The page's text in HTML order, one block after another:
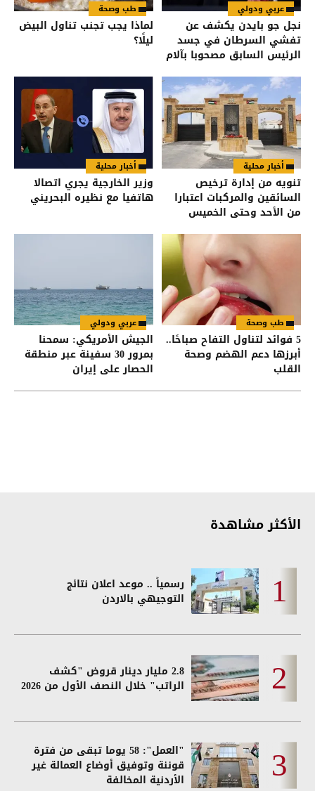
عربي ودولي
نجل جو بايدن يكشف عن
تفشي السرطان في جسد
الرئيس السابق مصحوبا بآلام
طب وصحة
لماذا يجب تجنب تناول البيض
ليلًا؟
أخبار محلية
تنويه من إدارة ترخيص
السائقين والمركبات اعتبارا
من الأحد وحتى الخميس
أخبار محلية
وزير الخارجية يجري اتصالا
هاتفيا مع نظيره البحريني
طب وصحة
5 فوائد لتناول التفاح صباحًا..
أبرزها دعم الهضم وصحة
القلب
عربي ودولي
الجيش الأمريكي: سمحنا
بمرور 30 سفينة عبر منطقة
الحصار على إيران
الأكثر مشاهدة
رسمياً .. موعد اعلان نتائج
التوجيهي بالاردن
2.8 مليار دينار قروض "كشف
الراتب" خلال النصف الأول من 2026
"العمل": 58 يوما تبقى من فترة
قوننة وتوفيق أوضاع العمالة غير
الأردنية المخالفة